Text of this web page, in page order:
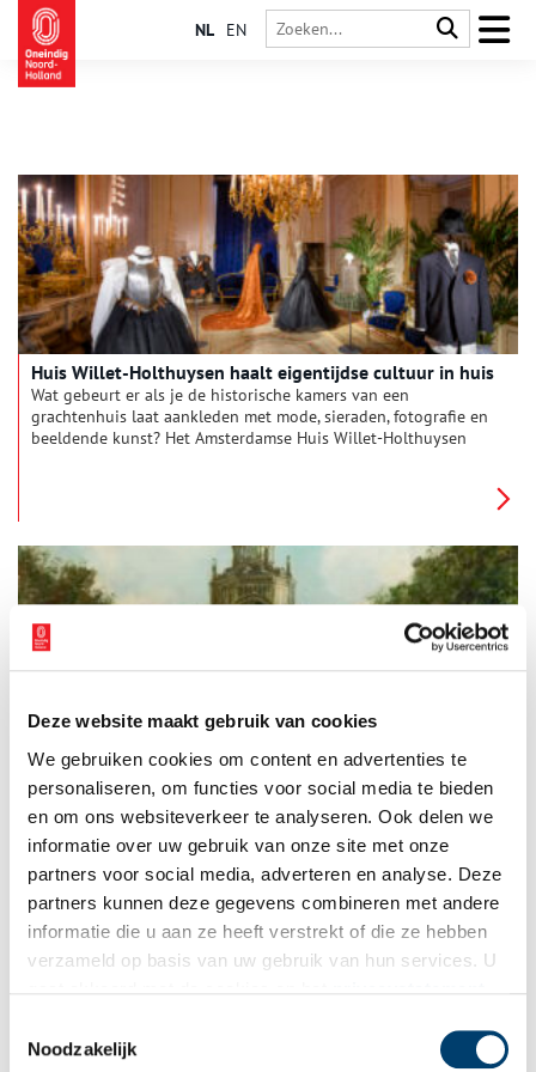
Deze website maakt gebruik van cookies
We gebruiken cookies om content en advertenties te
personaliseren, om functies voor social media te bieden
en om ons websiteverkeer te analyseren. Ook delen we
informatie over uw gebruik van onze site met onze
partners voor social media, adverteren en analyse. Deze
partners kunnen deze gegevens combineren met andere
informatie die u aan ze heeft verstrekt of die ze hebben
verzameld op basis van uw gebruik van hun services. U
Noodzakelijk
NL EN
Huis Willet-Holthuysen haalt eigentijdse cultuur in huis
Wat gebeurt er als je de historische kamers van een
grachtenhuis laat aankleden met mode, sieraden, fotografie en
beeldende kunst? Het Amsterdamse Huis Willet-Holthuysen
Het is ‘een enorme suikertaart van ijzer en glas’, maar ook een
‘ondeugdelijk tochtgat.’ En toch is het in 1864 geopende
Paleis voor Volksvlijt 65 jaar lang een zeer geliefde plek van
vermaak aan het Amsterdamse Frederiksplein. Tot een alles
verzengende brand daar een eind aan maakt.